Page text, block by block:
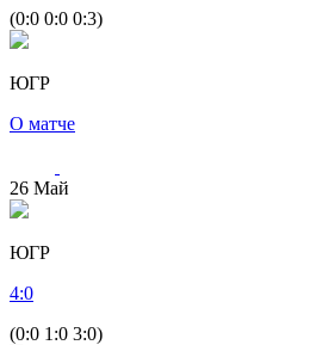
(0:0 0:0 0:3)
ЮГР
О матче
26 Май
ЮГР
4:0
(0:0 1:0 3:0)